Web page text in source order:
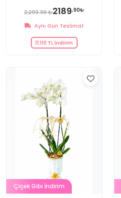
2,299.90 ₺2189,90₺
Aynı Gün Teslimat
110 TL İndirim
Çiçek Gibi İndirim